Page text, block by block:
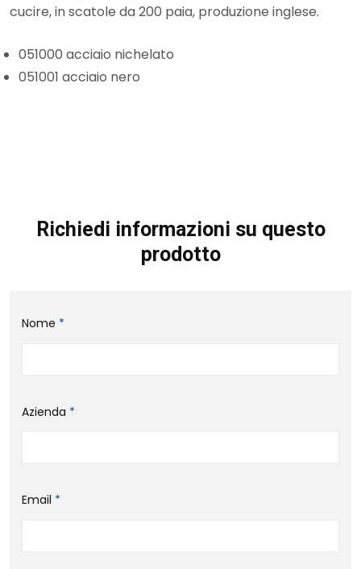
cucire, in scatole da 200 paia, produzione inglese.
051000 acciaio nichelato
051001 acciaio nero
Richiedi informazioni su questo
prodotto
Nome *
Azienda *
Email *